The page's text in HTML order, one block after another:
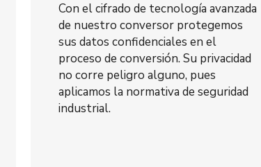
Con el cifrado de tecnología avanzada
de nuestro conversor protegemos
sus datos confidenciales en el
proceso de conversión. Su privacidad
no corre peligro alguno, pues
aplicamos la normativa de seguridad
industrial.